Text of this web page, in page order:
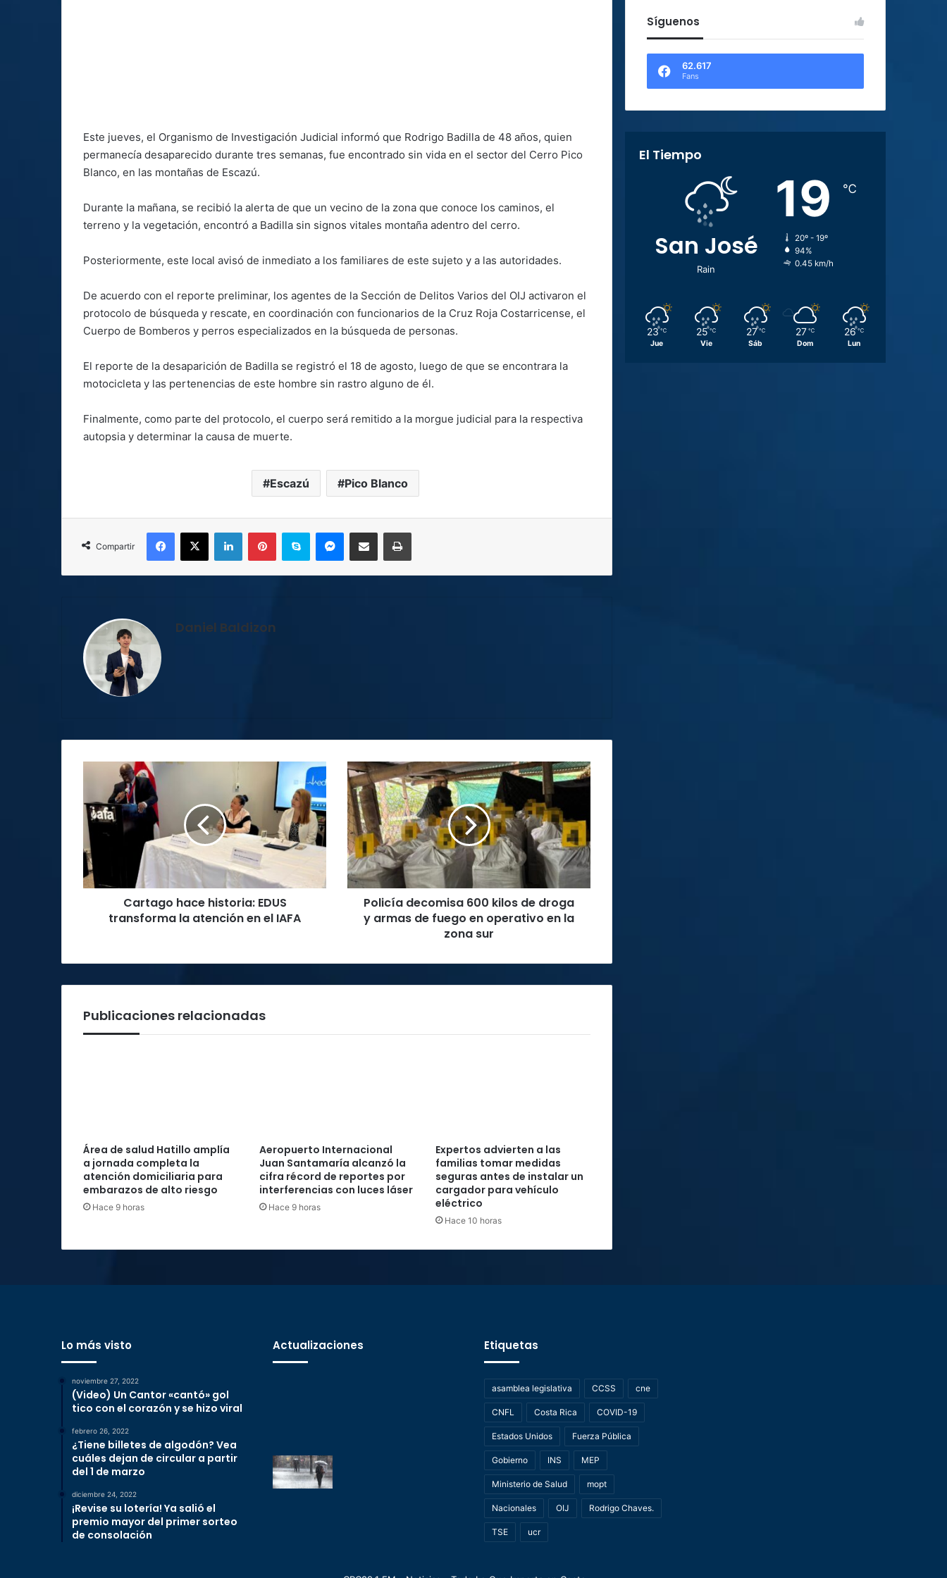
Este jueves, el Organismo de Investigación Judicial informó que Rodrigo Badilla de 48 años, quien
permanecía desaparecido durante tres semanas, fue encontrado sin vida en el sector del Cerro Pico
Blanco, en las montañas de Escazú.
Durante la mañana, se recibió la alerta de que un vecino de la zona que conoce los caminos, el
terreno y la vegetación, encontró a Badilla sin signos vitales montaña adentro del cerro.
Posteriormente, este local avisó de inmediato a los familiares de este sujeto y a las autoridades.
De acuerdo con el reporte preliminar, los agentes de la Sección de Delitos Varios del OIJ activaron el
protocolo de búsqueda y rescate, en coordinación con funcionarios de la Cruz Roja Costarricense, el
Cuerpo de Bomberos y perros especializados en la búsqueda de personas.
El reporte de la desaparición de Badilla se registró el 18 de agosto, luego de que se encontrara la
motocicleta y las pertenencias de este hombre sin rastro alguno de él.
Finalmente, como parte del protocolo, el cuerpo será remitido a la morgue judicial para la respectiva
autopsia y determinar la causa de muerte.
Escazú Pico Blanco
Compartir
Facebook
X LinkedInPinterestSkype MessengerCompartir por correo electrónicoImprimir
Daniel Baldizon
historia:
EDUS
transforma
atención
en
el
Cartago hace historia: EDUS
transforma la atención en el IAFA
Policía
decomisa
600
kilos
de
droga
y
armas
de
fuegoPolicía decomisa 600 kilos de droga
y armas de fuego en operativo en la
zona sur
Publicaciones relacionadas
Área de salud Hatillo amplía
a jornada completa la
atención domiciliaria para
embarazos de alto riesgo
Hace 9 horas
Aeropuerto Internacional
Juan Santamaría alcanzó la
cifra récord de reportes por
interferencias con luces láser
Hace 9 horas
Expertos advierten a las
familias tomar medidas
seguras antes de instalar un
cargador para vehículo
eléctrico
Hace 10 horas
Síguenos
62.617
Fans
El Tiempo
San José
Rain
19 ℃
20º - 19º
94%
0.45 km/h
23 ℃
Jue
25 ℃
Vie
27 ℃
Sáb
27 ℃
Dom
26 ℃
Lun
Lo más visto
noviembre 27, 2022
(Video) Un Cantor «cantó» gol
tico con el corazón y se hizo viral
febrero 26, 2022
¿Tiene billetes de algodón? Vea
cuáles dejan de circular a partir
del 1 de marzo
diciembre 24, 2022
¡Revise su lotería! Ya salió el
premio mayor del primer sorteo
de consolación
Actualizaciones Etiquetas
asamblea legislativa CCSS cne
CNFL Costa Rica COVID-19
Estados Unidos Fuerza Pública
Gobierno INS MEP
Ministerio de Salud mopt
Nacionales OIJ Rodrigo Chaves.
TSE ucr